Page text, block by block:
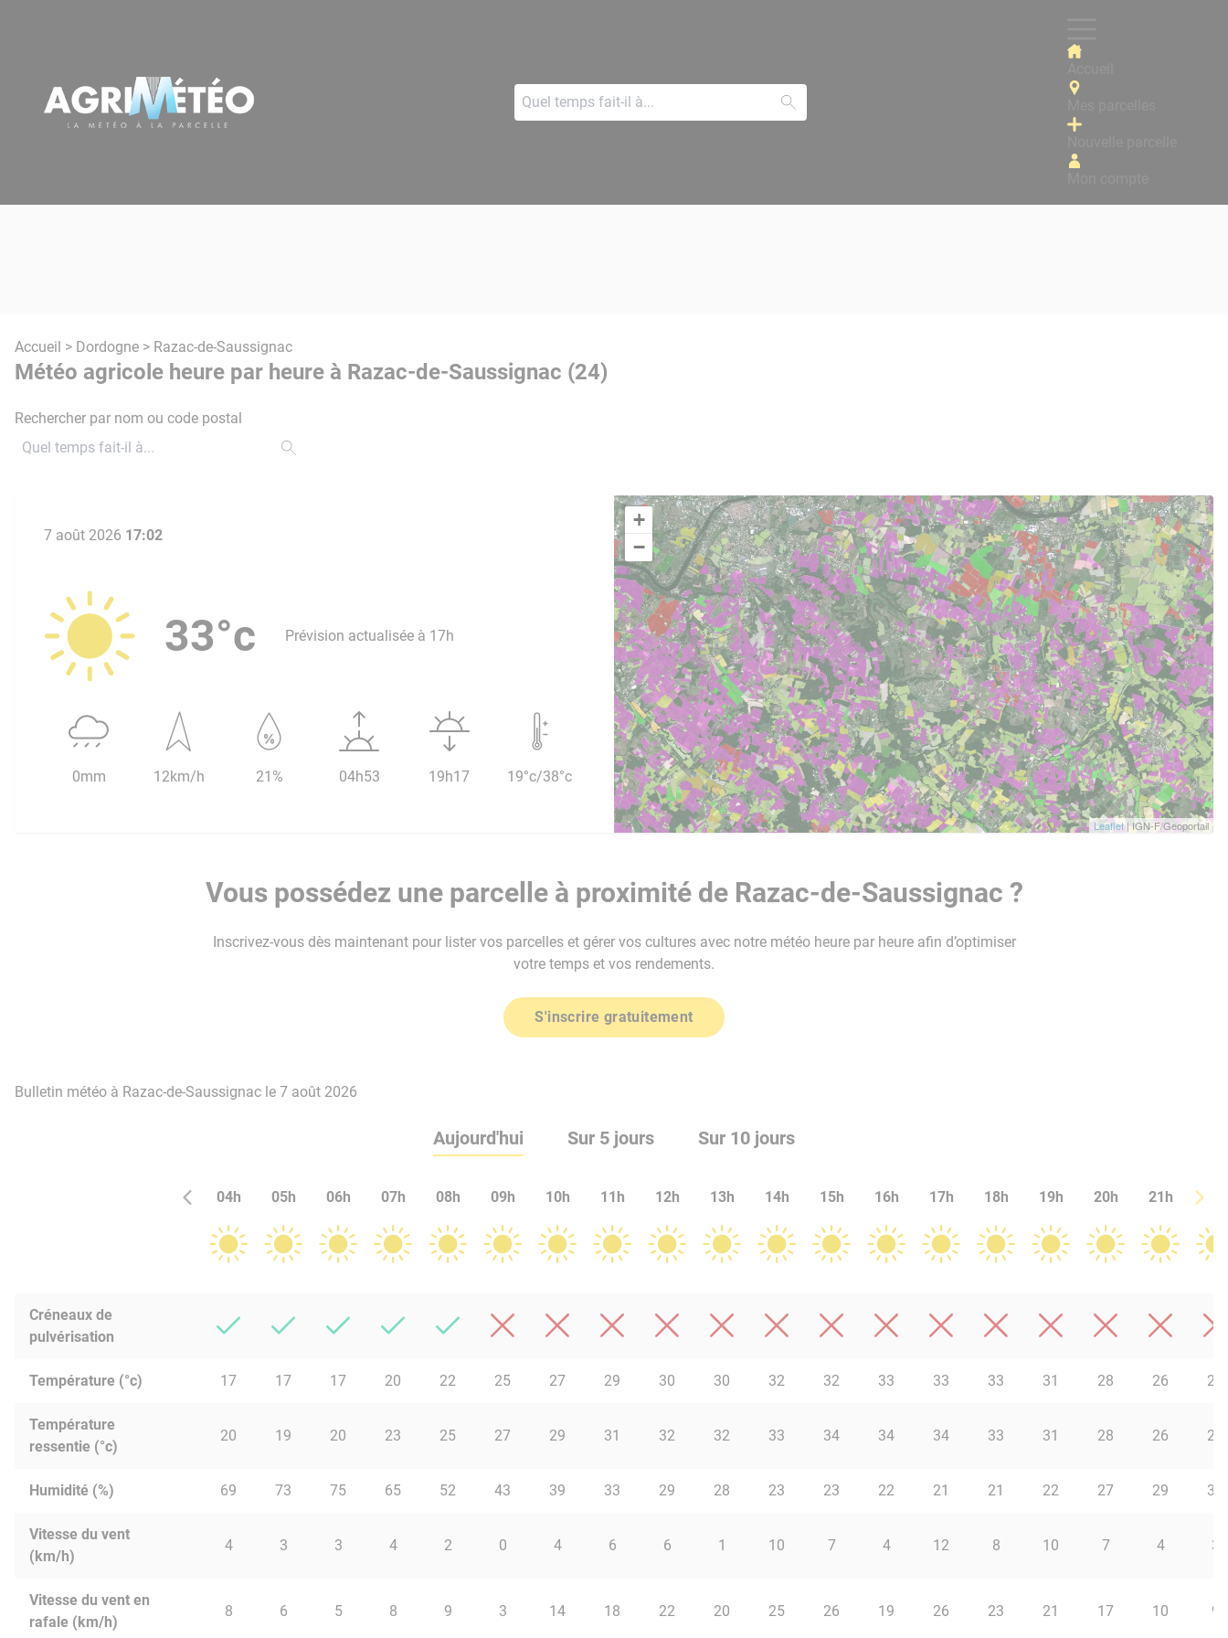
Accueil > Dordogne > Razac-de-Saussignac
Météo agricole heure par heure à Razac-de-Saussignac (24)
Rechercher par nom ou code postal
+
−
Leaflet| IGN-F/Geoportail
7 août 2026 17:02
33°c Prévision actualisée à 17h
0mm 12km/h 21% 04h53 19h17 19°c/38°c
Vous possédez une parcelle à proximité de Razac-de-Saussignac ?
Inscrivez-vous dès maintenant pour lister vos parcelles et gérer vos cultures avec notre météo heure par heure afin d’optimiser
votre temps et vos rendements.
S'inscrire gratuitement
Bulletin météo à Razac-de-Saussignac le 7 août 2026
Aujourd'hui Sur 5 jours Sur 10 jours
04h 05h 06h 07h 08h 09h 10h 11h 12h 13h 14h 15h 16h 17h 18h 19h 20h 21h 22h
Créneaux de
pulvérisation
Température (°c) 17 17 17 20 22 25 27 29 30 30 32 32 33 33 33 31 28 26 25
Température
ressentie (°c)
20 19 20 23 25 27 29 31 32 32 33 34 34 34 33 31 28 26 25
Humidité (%) 69 73 75 65 52 43 39 33 29 28 23 23 22 21 21 22 27 29 31
Vitesse du vent
(km/h)
4 3 3 4 2 0 4 6 6 1 10 7 4 12 8 10 7 4 3
Vitesse du vent en
rafale (km/h)
8 6 5 8 9 3 14 18 22 20 25 26 19 26 23 21 17 10 9